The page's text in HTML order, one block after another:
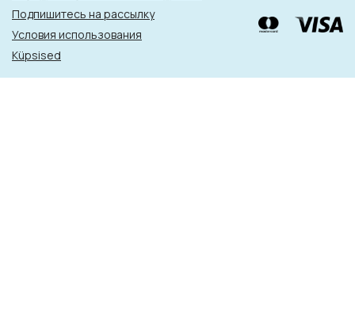
Подпишитесь на рассылку
Условия использования
Küpsised